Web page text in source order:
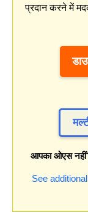
प्रदान करने में
आपका ओएस
See